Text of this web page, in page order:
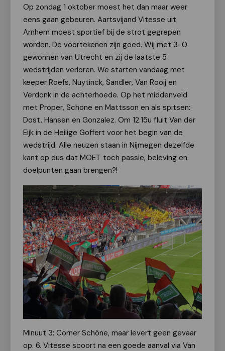
Op zondag 1 oktober moest het dan maar weer
eens gaan gebeuren. Aartsvijand Vitesse uit
Arnhem moest sportief bij de strot gegrepen
worden. De voortekenen zijn goed. Wij met 3-0
gewonnen van Utrecht en zij de laatste 5
wedstrijden verloren. We starten vandaag met
keeper Roefs, Nuytinck, Sandler, Van Rooij en
Verdonk in de achterhoede. Op het middenveld
met Proper, Schöne en Mattsson en als spitsen:
Dost, Hansen en Gonzalez. Om 12.15u fluit Van der
Eijk in de Heilige Goffert voor het begin van de
wedstrijd. Alle neuzen staan in Nijmegen dezelfde
kant op dus dat MOET toch passie, beleving en
doelpunten gaan brengen?!
Minuut 3: Corner Schöne, maar levert geen gevaar
op. 6. Vitesse scoort na een goede aanval via Van